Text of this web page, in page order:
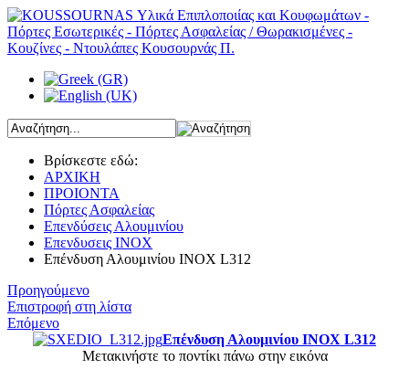
Βρίσκεστε εδώ:
ΑΡΧΙΚΗ
ΠΡΟΙΟΝΤΑ
Πόρτες Ασφαλείας
Επενδύσεις Αλουμινίου
Επενδυσεις ΙΝΟΧ
Επένδυση Αλουμινίου ΙΝΟΧ L312
Προηγούμενο
Επιστροφή στη λίστα
Επόμενο
Επένδυση Αλουμινίου ΙΝΟΧ L312
Μετακινήστε το ποντίκι πάνω στην εικόνα